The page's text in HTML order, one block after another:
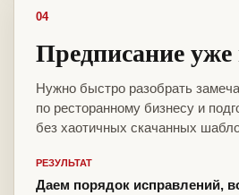
04
Предписание уже
Нужно быстро разобрать
по ресторанному бизнесу и
без хаотичных скачанных
РЕЗУЛЬТАТ
Даем порядок исправлений,